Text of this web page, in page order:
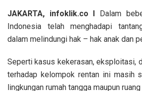
ce
b
o
k
tt
er
ail at
s
p
p
py
Li
k
ar
e
JAKARTA, infoklik.co I Dalam
Indonesia telah menghadapi
dalam melindungi hak – hak anak dan
Seperti kasus kekerasan, eksploitasi,
terhadap kelompok rentan ini masih
lingkungan rumah tangga maupun